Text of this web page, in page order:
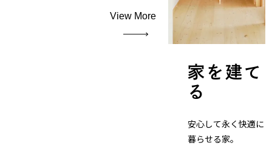
View More
家を建て
る
安心して永く快適に
暮らせる家。